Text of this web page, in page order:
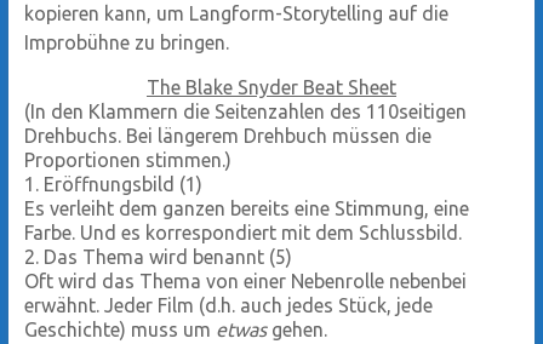
kopieren kann, um Langform-Storytelling auf die
Improbühne zu bringen.
The Blake Snyder Beat Sheet
(In den Klammern die Seitenzahlen des 110seitigen
Drehbuchs. Bei längerem Drehbuch müssen die
Proportionen stimmen.)
1. Eröffnungsbild (1)
Es verleiht dem ganzen bereits eine Stimmung, eine
Farbe. Und es korrespondiert mit dem Schlussbild.
2. Das Thema wird benannt (5)
Oft wird das Thema von einer Nebenrolle nebenbei
erwähnt. Jeder Film (d.h. auch jedes Stück, jede
Geschichte) muss um etwasgehen.